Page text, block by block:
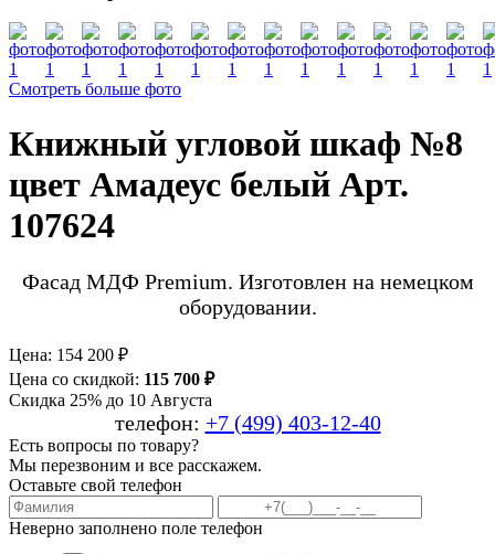
Смотреть больше фото
Книжный угловой шкаф №8
цвет Амадеус белый Арт.
107624
Фасад МДФ Premium. Изготовлен на немецком
оборудовании.
Цена: 154 200 ₽
Цена со скидкой: 115 700 ₽
Скидка 25% до 10 Августа
телефон: +7 (499) 403-12-40
Есть вопросы по товару?
Мы перезвоним и все расскажем.
Оставьте свой телефон
Неверно заполнено поле телефон